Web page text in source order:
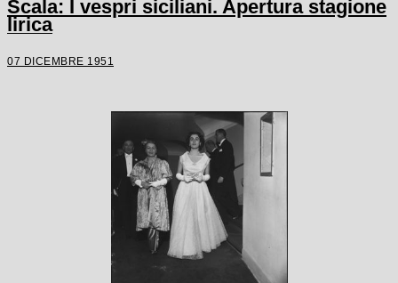
Scala: I vespri siciliani. Apertura stagione
lirica
07 DICEMBRE 1951